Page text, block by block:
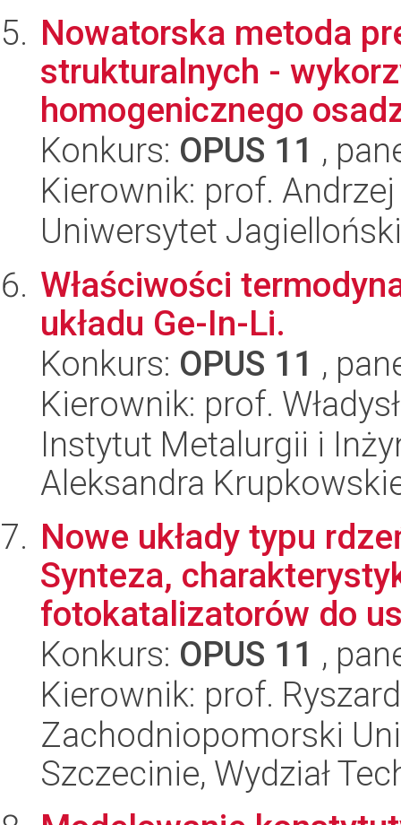
Nowatorska metoda
strukturalnych -
homogenicznego
Konkurs: OPUS 11 ,
Kierownik: prof.
Uniwersytet
Właściwości
układu Ge-In-Li.
Konkurs: OPUS 11 ,
Kierownik: prof.
Instytut Metalurgii i
Aleksandra
Nowe układy typu
Synteza,
fotokatalizatorów do
Konkurs: OPUS 11 ,
Kierownik: prof.
Zachodniopomorski
Szczecinie, Wydział